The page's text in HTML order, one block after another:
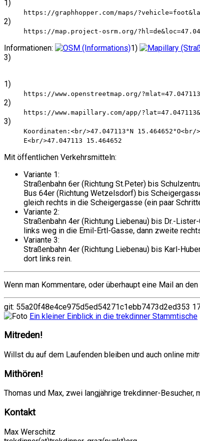
1)
https://graphhopper.com/maps/
2)
https://map.project-osrm.org/
Informationen: 1)
3)
1)
https://www.openstreetmap.org/
2)
https://www.mapillary.com/app/
3)
Koordinaten:<br/>47.047113°N
E<br/>47.047113 15.464652
Mit öffentlichen Verkehrsmitteln:
Variante 1:
Straßenbahn 6er (Richtung St.Peter) bis
Bus 64er (Richtung Wetzelsdorf) bis
gleich rechts in die Scheigergasse (ein paar
Variante 2:
Straßenbahn 4er (Richtung Liebenau) bis Dr.-
links weg in die Emil-Ertl-Gasse, dann zweite
Variante 3:
Straßenbahn 4er (Richtung Liebenau) bis Karl-
dort links rein.
Wenn man Kommentare, oder überhaupt eine Mail an
git: 55a20f48e4ce975d5ed54271c1ebb7473d2ed353
Ein kleiner Einblick in die trekdinner Stammtische
Mitreden!
Willst du auf dem Laufenden bleiben und auch online
Mithören!
Thomas und Max, zwei langjährige trekdinner-Besucher,
Kontakt
Max Werschitz